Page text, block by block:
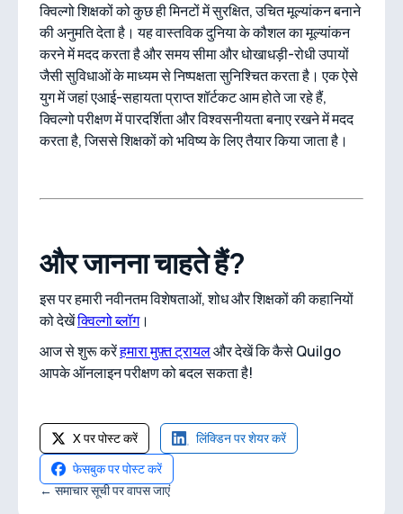
क्विल्गो शिक्षकों को कुछ ही मिनटों में सुरक्षित, उचित मूल्यांकन बनाने
की अनुमति देता है। यह वास्तविक दुनिया के कौशल का मूल्यांकन
करने में मदद करता है और समय सीमा और धोखाधड़ी-रोधी उपायों
जैसी सुविधाओं के माध्यम से निष्पक्षता सुनिश्चित करता है। एक ऐसे
युग में जहां एआई-सहायता प्राप्त शॉर्टकट आम होते जा रहे हैं,
क्विल्गो परीक्षण में पारदर्शिता और विश्वसनीयता बनाए रखने में मदद
करता है, जिससे शिक्षकों को भविष्य के लिए तैयार किया जाता है।
और जानना चाहते हैं?
इस पर हमारी नवीनतम विशेषताओं, शोध और शिक्षकों की कहानियों
को देखेंक्विल्गो ब्लॉग।
आज से शुरू करेंहमारा मुफ़्त ट्रायलऔर देखें कि कैसे Quilgo
आपके ऑनलाइन परीक्षण को बदल सकता है!
X पर पोस्ट करें
लिंक्डिन पर शेयर करें
फेसबुक पर पोस्ट करें
← समाचार सूची पर वापस जाएं